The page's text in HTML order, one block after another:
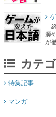
「
源
が
カテ
特集記事
マンガ